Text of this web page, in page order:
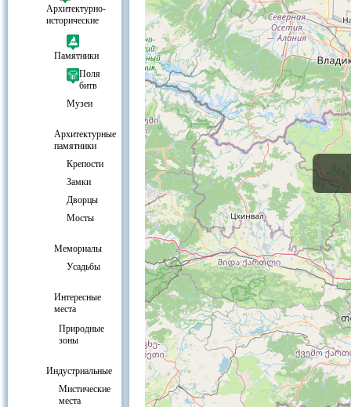
Архитектурно-
исторические
Памятники
Поля
битв
Музеи
Архитектурные
памятники
Крепости
Замки
Дворцы
Мосты
Мемориалы
Усадьбы
Интересные
места
Природные
зоны
Индустриальные
Мистические
места